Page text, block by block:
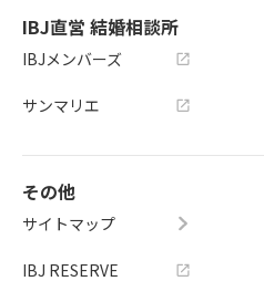
IBJ直営 結婚相談所
IBJメンバーズ
サンマリエ
その他
サイトマップ
IBJ RESERVE